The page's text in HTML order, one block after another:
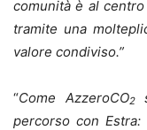
comunità è al
tramite una
valore condiviso.”
“Come AzzeroCO2
percorso con Estra: